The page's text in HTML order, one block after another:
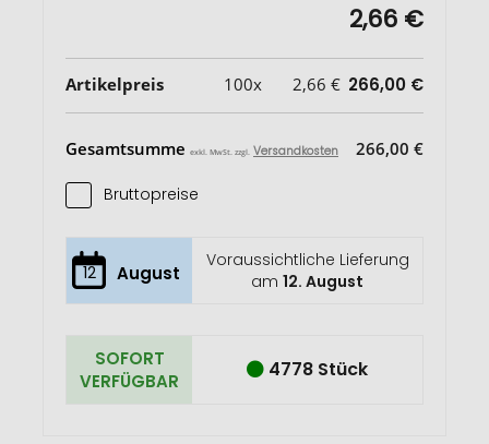
2,66 €
Artikelpreis 100x 2,66 € 266,00 €
Gesamtsumme exkl. MwSt. zzgl. Versandkosten 266,00 €
Bruttopreise
12 August
Voraussichtliche Lieferung
am12. August
SOFORT
VERFÜGBAR
4778 Stück